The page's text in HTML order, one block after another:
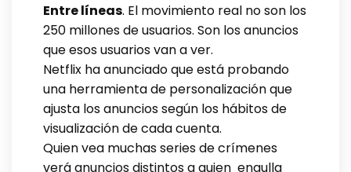
Entre líneas. El movimiento real no son los
250 millones de usuarios. Son los anuncios
que esos usuarios van a ver.
Netflix ha anunciado que está probando
una herramienta de personalización que
ajusta los anuncios según los hábitos de
visualización de cada cuenta.
Quien vea muchas series de crímenes
verá anuncios distintos a quien engulla